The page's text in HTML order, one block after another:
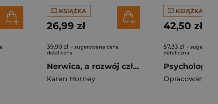
KSIĄŻKA
26,99 zł
39,90 zł - sugerowana cena
detaliczna
Nerwica, a rozwój człowieka. Walka o samorealizację
Karen Horney
KSIĄŻKA
42,50 zł
57,33 zł -
detaliczna
Opracowanie